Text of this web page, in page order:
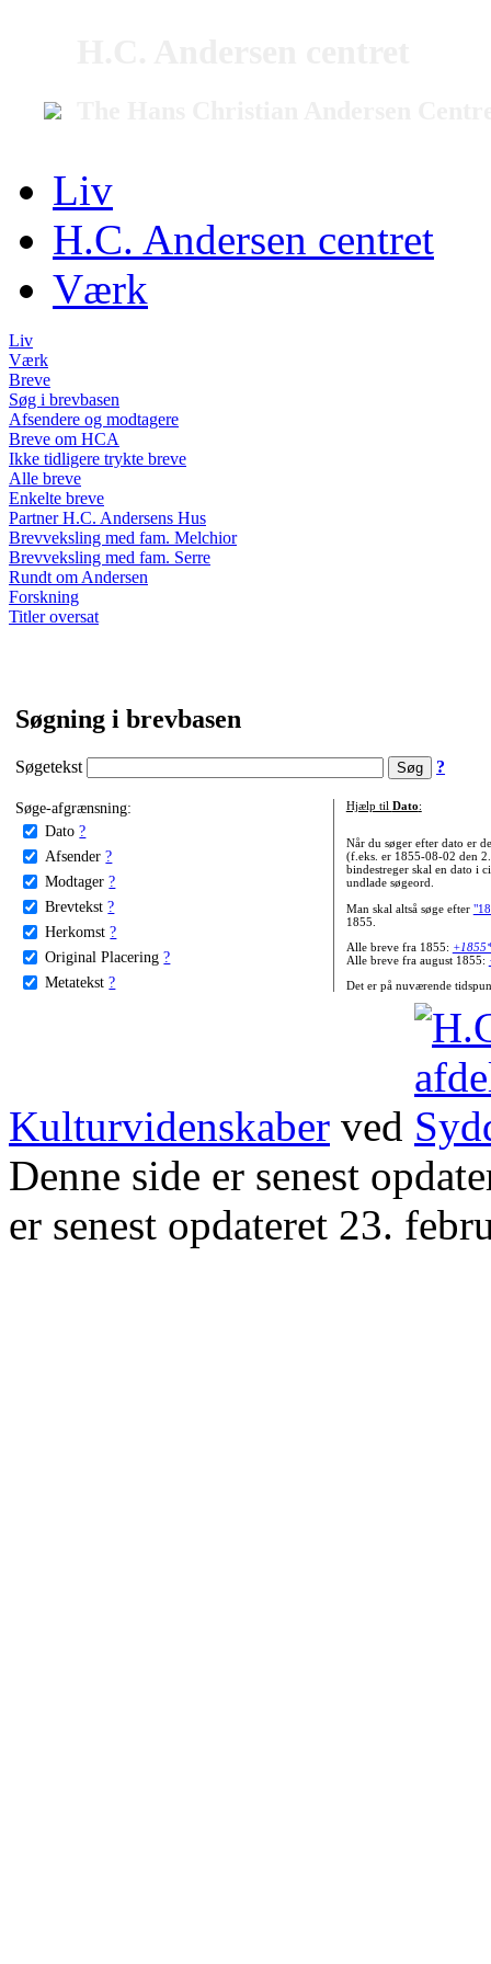
Liv
H.C. Andersen centret
Værk
Liv
Værk
Breve
Søg i brevbasen
Afsendere og modtagere
Breve om HCA
Ikke tidligere trykte breve
Alle breve
Enkelte breve
Partner H.C. Andersens Hus
Brevveksling med fam. Melchior
Brevveksling med fam. Serre
Rundt om Andersen
Forskning
Titler oversat
Søgning i brevbasen
Søgetekst ?
Søge-afgrænsning:
Dato ?
Afsender ?
Modtager ?
Brevtekst ?
Herkomst ?
Original Placering ?
Metatekst ?
Hjælp til Dato:
Når du søger efter dato er
(f.eks. er 1855-08-02 den
bindestreger skal en dato i
undlade søgeord.
Man skal altså søge efter
1855.
Alle breve fra 1855:
Alle breve fra august 1855:
Det er på nuværende
Kulturvidenskaber ved
Denne side er senest
er senest opdateret 23.